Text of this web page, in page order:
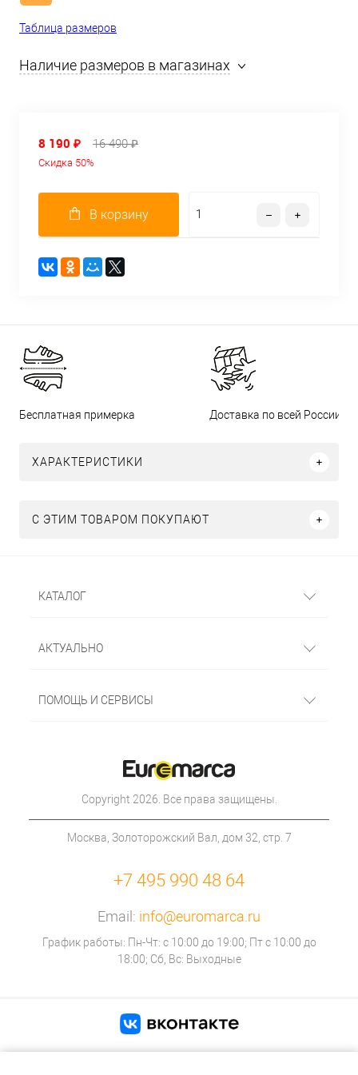
Таблица размеров
Наличие размеров в магазинах
8 190 ₽ 16 490 ₽
Скидка 50%
В корзину
Бесплатная примерка Доставка по всей России
ХАРАКТЕРИСТИКИ
С ЭТИМ ТОВАРОМ ПОКУПАЮТ
КАТАЛОГ
АКТУАЛЬНО
ПОМОЩЬ И СЕРВИСЫ
Copyright 2026. Все права защищены.
Москва, Золоторожский Вал, дом 32, стр. 7
+7 495 990 48 64
Email: info@euromarca.ru
График работы: Пн-Чт: с 10:00 до 19:00; Пт с 10:00 до
18:00; Сб, Вс: Выходные